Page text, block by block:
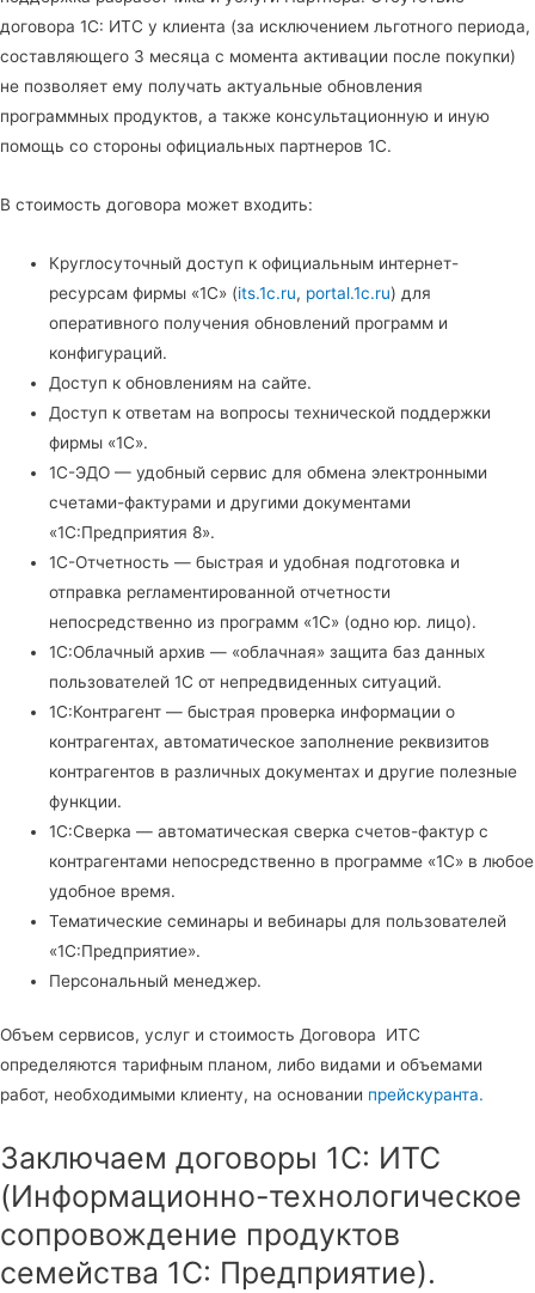
договора 1С: ИТС у клиента (за исключением льготного периода,
составляющего 3 месяца с момента активации после покупки)
не позволяет ему получать актуальные обновления
программных продуктов, а также консультационную и иную
помощь со стороны официальных партнеров 1С.
В стоимость договора может входить:
Круглосуточный доступ к официальным интернет-
ресурсам фирмы «1С» (its.1c.ru, portal.1c.ru) для
оперативного получения обновлений программ и
конфигураций.
Доступ к обновлениям на сайте.
Доступ к ответам на вопросы технической поддержки
фирмы «1С».
1С-ЭДО — удобный сервис для обмена электронными
счетами-фактурами и другими документами
«1С:Предприятия 8».
1С-Отчетность — быстрая и удобная подготовка и
отправка регламентированной отчетности
непосредственно из программ «1С» (одно юр. лицо).
1С:Облачный архив — «облачная» защита баз данных
пользователей 1С от непредвиденных ситуаций.
1С:Контрагент — быстрая проверка информации о
контрагентах, автоматическое заполнение реквизитов
контрагентов в различных документах и другие полезные
функции.
1С:Сверка — автоматическая сверка счетов-фактур с
контрагентами непосредственно в программе «1С» в любое
удобное время.
Тематические семинары и вебинары для пользователей
«1С:Предприятие».
Персональный менеджер.
Объем сервисов, услуг и стоимость Договора ИТС
определяются тарифным планом, либо видами и объемами
работ, необходимыми клиенту, на основании прейскуранта.
Заключаем договоры 1С: ИТС
(Информационно-технологическое
сопровождение продуктов
семейства 1С: Предприятие).